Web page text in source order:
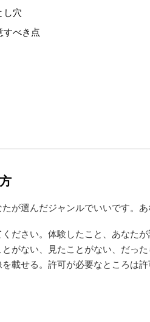
し穴
すべき点
が選んだジャンルでいいです。
ださい。体験したこと、あなた
がない、見たことがない、だっ
載せる。許可が必要なところは